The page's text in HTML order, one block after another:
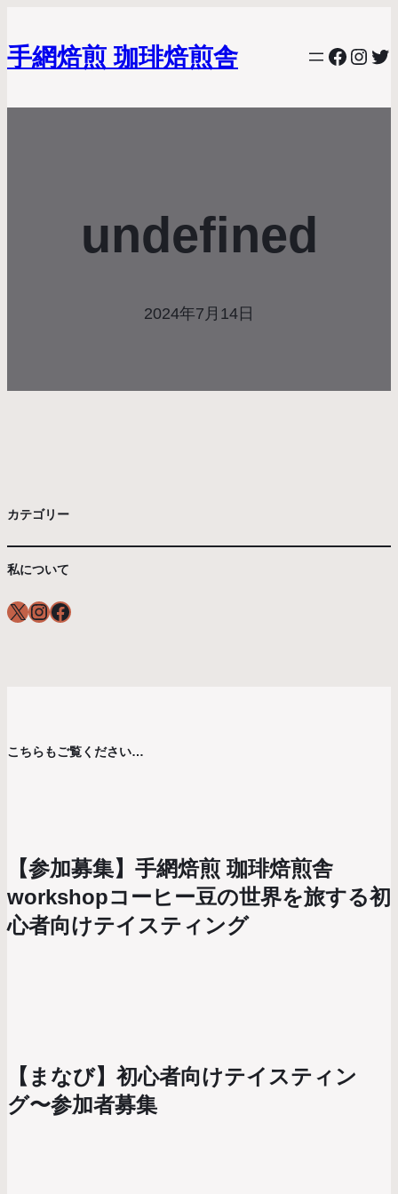
手網焙煎 珈琲焙煎舎
undefined
2024年7月14日
カテゴリー
私について
X InstagramFacebook
こちらもご覧ください…
【参加募集】手網焙煎 珈琲焙煎舎
workshopコーヒー豆の世界を旅する初
心者向けテイスティング
【まなび】初心者向けテイスティン
グ〜参加者募集